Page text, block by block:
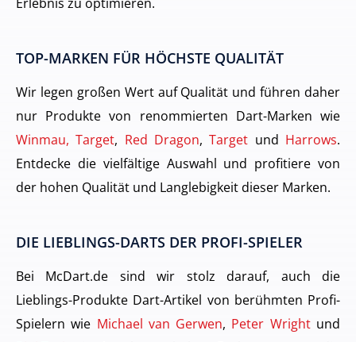
TOP-MARKEN FÜR HÖCHSTE QUALITÄT
Wir legen großen Wert auf Qualität und führen daher
nur Produkte von renommierten Dart-Marken wie
Winmau, Target, Red Dragon,Target und Harrows.
Entdecke die vielfältige Auswahl und profitiere von
der hohen Qualität und Langlebigkeit dieser Marken.
DIE LIEBLINGS-DARTS DER PROFI-SPIELER
Bei McDart.de sind wir stolz darauf, auch die
Lieblings-Produkte Dart-Artikel von berühmten Profi-
Spielern wie Michael van Gerwen, Peter Wrightund